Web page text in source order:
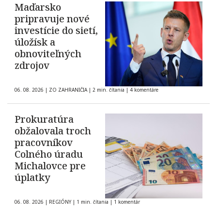
Maďarsko
pripravuje nové
investície do sietí,
úložísk a
obnoviteľných
zdrojov
06. 08. 2026 | ZO ZAHRANIČIA | 2 min. čítania | 4 komentáre
Prokuratúra
obžalovala troch
pracovníkov
Colného úradu
Michalovce pre
úplatky
06. 08. 2026 | REGIÓNY | 1 min. čítania | 1 komentár